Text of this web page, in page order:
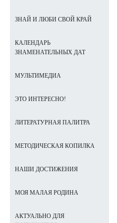
ЗНАЙ И ЛЮБИ СВОЙ КРАЙ
КАЛЕНДАРЬ
ЗНАМЕНАТЕЛЬНЫХ ДАТ
МУЛЬТИМЕДИА
ЭТО ИНТЕРЕСНО!
ЛИТЕРАТУРНАЯ ПАЛИТРА
МЕТОДИЧЕСКАЯ КОПИЛКА
НАШИ ДОСТИЖЕНИЯ
МОЯ МАЛАЯ РОДИНА
АКТУАЛЬНО ДЛЯ